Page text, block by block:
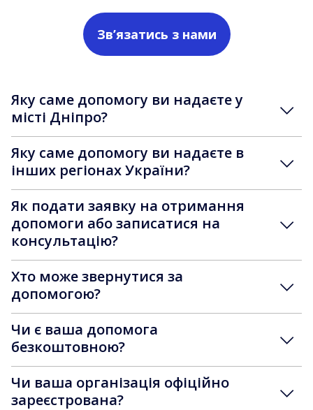
Зв’язатись з нами
Яку саме допомогу ви надаєте у
місті Дніпро?
Яку саме допомогу ви надаєте в
інших регіонах України?
Як подати заявку на отримання
допомоги або записатися на
консультацію?
Хто може звернутися за
допомогою?
Чи є ваша допомога
безкоштовною?
Чи ваша організація офіційно
зареєстрована?